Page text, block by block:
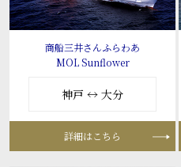
商船三井さんふらわあ
MOL Sunflower
神戸 ↔ 大分
詳細はこちら